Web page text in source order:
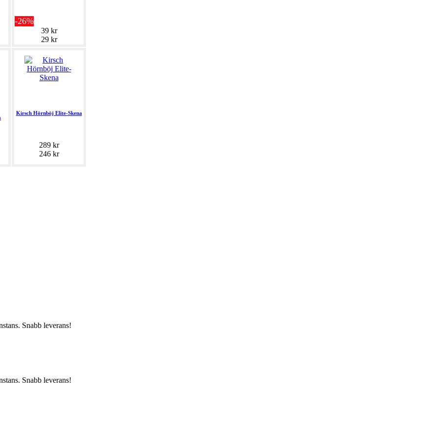
-26%
39 kr
29 kr
Kirsch Hörnböj Elite-Skena
289 kr
246 kr
Snabb leverans!
Snabb leverans!